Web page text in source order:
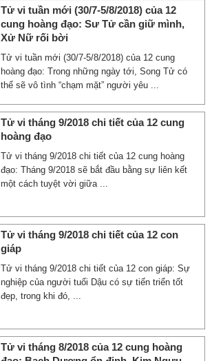
Tử vi tuần mới (30/7-5/8/2018) của 12
cung hoàng đạo: Sư Tử cần giữ mình,
Xử Nữ rối bời
Tử vi tuần mới (30/7-5/8/2018) của 12 cung
hoàng đạo: Trong những ngày tới, Song Tử có
thể sẽ vô tình “chạm mặt” người yêu ...
Tử vi tháng 9/2018 chi tiết của 12 cung
hoàng đạo
Tử vi tháng 9/2018 chi tiết của 12 cung hoàng
đạo: Tháng 9/2018 sẽ bắt đầu bằng sự liên kết
một cách tuyệt vời giữa ...
Tử vi tháng 9/2018 chi tiết của 12 con
giáp
Tử vi tháng 9/2018 chi tiết của 12 con giáp: Sự
nghiệp của người tuổi Dậu có sự tiến triển tốt
đẹp, trong khi đó, ...
Tử vi tháng 8/2018 của 12 cung hoàng